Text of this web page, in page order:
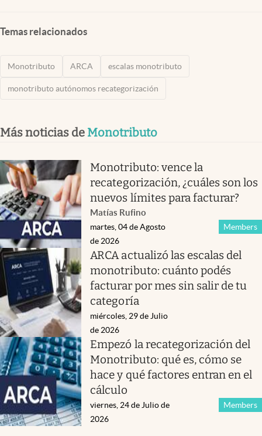
Temas relacionados
Monotributo ARCA escalas monotributo
monotributo autónomos recategorización
Más noticias de Monotributo
Monotributo: vence la
recategorización, ¿cuáles son los
nuevos límites para facturar?
Matías Rufino
Members
martes, 04 de Agosto
de 2026
ARCA actualizó las escalas del
monotributo: cuánto podés
facturar por mes sin salir de tu
categoría
miércoles, 29 de Julio
de 2026
Empezó la recategorización del
Monotributo: qué es, cómo se
hace y qué factores entran en el
cálculo
Members
viernes, 24 de Julio de
2026